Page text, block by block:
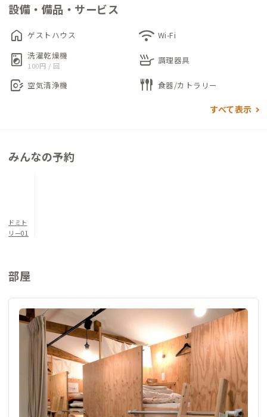
ただきました。多くの方の想いが詰まったアットホームなゲス
トハウスです。
1階がSAKE BARやイベントを開催するなど国際交流スペースで
す。2階が宿泊スペースで2段ベッドドミトリー6名部屋と4名部
屋、和室（3名用）があり、定員13名のコンパクトなゲストハウ
可能です。1階(16時～23時利用可能)、2階(23時まで利用可能)
設備・備品・サービス
home ゲストハウス wifi Wi-Fi
local_laundry_service 洗濯乾燥機
100円 / 回 skillet 調理器具
air_purifier 空気清浄機 flatware 食器/カトラリー
すべて表示
みんなの予約
ドミト
リー01
部屋